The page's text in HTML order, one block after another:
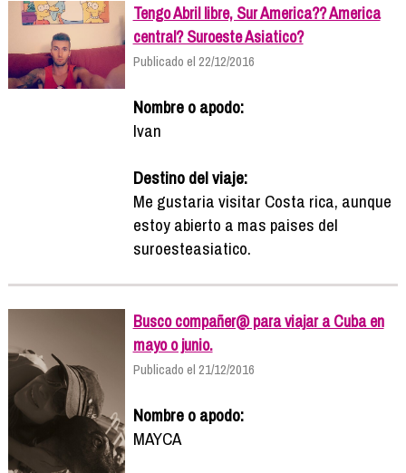
Tengo Abril libre, Sur America?? America
central? Suroeste Asiatico?
Publicado el 22/12/2016
Nombre o apodo:
Ivan
Destino del viaje:
Me gustaria visitar Costa rica, aunque
estoy abierto a mas paises del
suroesteasiatico.
Busco compañer@ para viajar a Cuba en
mayo o junio.
Publicado el 21/12/2016
Nombre o apodo:
MAYCA